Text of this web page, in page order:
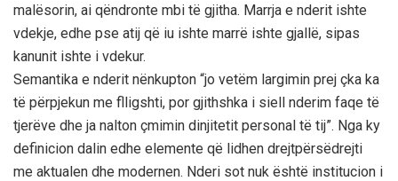
malësorin, ai qëndronte mbi të gjitha. Marrja e nderit ishte
vdekje, edhe pse atij që iu ishte marrë ishte gjallë, sipas
kanunit ishte i vdekur.
Semantika e nderit nënkupton “jo vetëm largimin prej çka ka
të përpjekun me flligshti, por gjithshka i siell nderim faqe të
tjerëve dhe ja nalton çmimin dinjitetit personal të tij”. Nga ky
definicion dalin edhe elemente që lidhen drejtpërsëdrejti
me aktualen dhe modernen. Nderi sot nuk është institucion i